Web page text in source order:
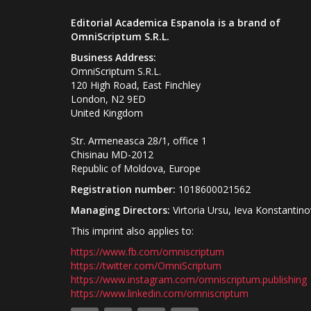
Editorial Academica Espanola is a brand of
OmniScriptum S.R.L.
Business Address:
OmniScriptum S.R.L.
120 High Road, East Finchley
London, N2 9ED
United Kingdom
Str. Armeneasca 28/1, office 1
Chisinau MD-2012
Republic of Moldova, Europe
Registration number: 1018600021562
Managing Directors: Virtoria Ursu, Ieva
This imprint also applies to:
https://www.fb.com/omniscriptum
https://twitter.com/OmniScriptum
https://www.instagram.com/omniscriptum.publishing
https://www.linkedin.com/omniscriptum